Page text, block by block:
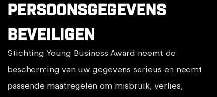
persoonsgegevens
beveiligen
Stichting Young Business Award neemt de
bescherming van uw gegevens serieus en neemt
passende maatregelen om misbruik, verlies,